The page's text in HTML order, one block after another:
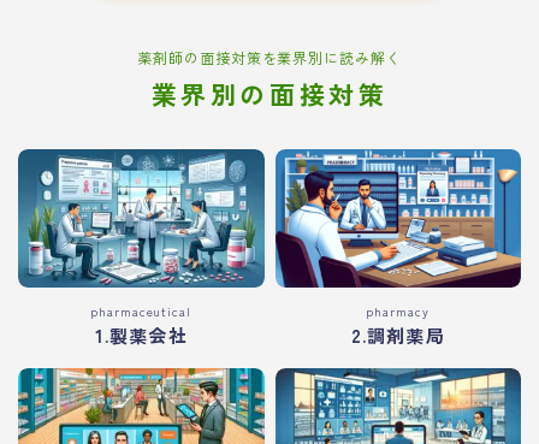
薬剤師の面接対策を業界別に読み解く
業界別の面接対策
pharmaceutical
1.製薬会社
pharmacy
2.調剤薬局